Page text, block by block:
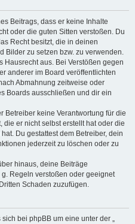
Beitrags, dass er keine Inhalte
oder die guten Sitten verstoßen. Du
Recht besitzt, die in deinen
Bilder zu setzen bzw. zu verwenden.
Hausrecht aus. Bei Verstößen gegen
anderer im Board veröffentlichten
Abmahnung zeitweise oder
Boards ausschließen und dir ein
Betreiber keine Verantwortung für die
die er nicht selbst erstellt hat oder die
Du gestattest dem Betreiber, dein
jederzeit zu löschen oder zu
hinaus, deine Beiträge
Regeln verstoßen oder geeignet
Schaden zuzufügen.
bei phpBB um eine unter der „